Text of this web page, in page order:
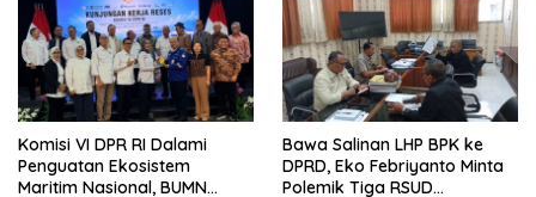
Komisi VI DPR RI Dalami
Penguatan Ekosistem
Maritim Nasional, BUMN
Bawa Salinan LHP BPK ke
DPRD, Eko Febriyanto Minta
Polemik Tiga RSUD